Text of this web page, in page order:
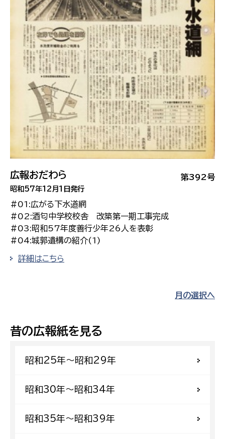
昔の広報紙を見る
昭和25年〜昭和29年
昭和30年〜昭和34年
昭和35年〜昭和39年
第392号
広報おだわら
昭和57年12月1日発行
#01:広がる下水道網
#02:酒匂中学校校舎 改築第一期工事完成
#03:昭和57年度善行少年26人を表彰
#04:城郭遺構の紹介(1)
詳細はこちら
月の選択へ